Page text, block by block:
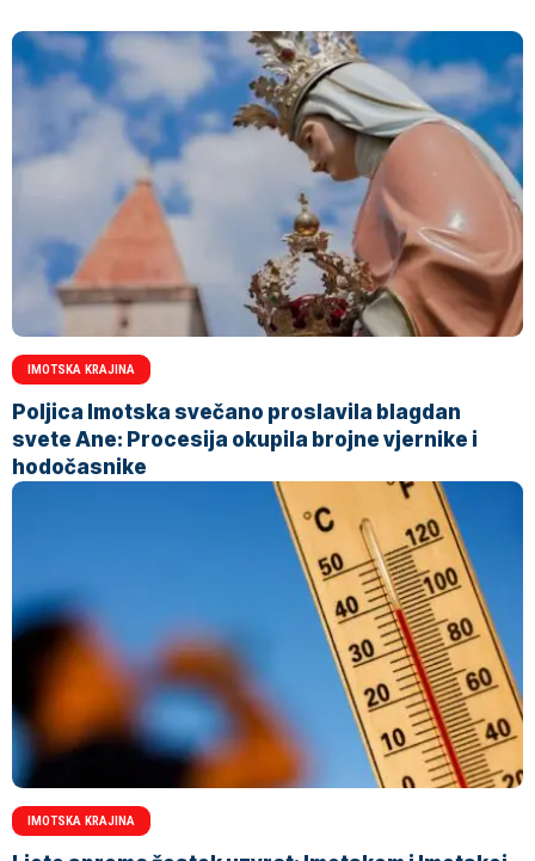
IMOTSKA KRAJINA
Poljica Imotska svečano proslavila blagdan
svete Ane: Procesija okupila brojne vjernike i
hodočasnike
IMOTSKA KRAJINA